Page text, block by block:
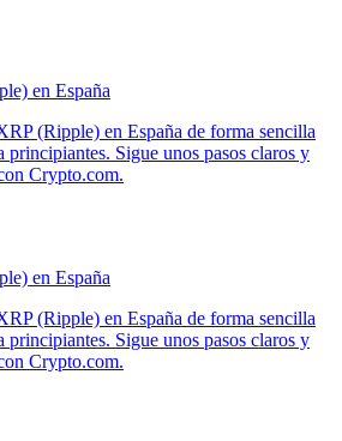
en España
(Ripple) en España de forma sencilla
principiantes. Sigue unos pasos claros y
Crypto.com.
en España
(Ripple) en España de forma sencilla
principiantes. Sigue unos pasos claros y
Crypto.com.